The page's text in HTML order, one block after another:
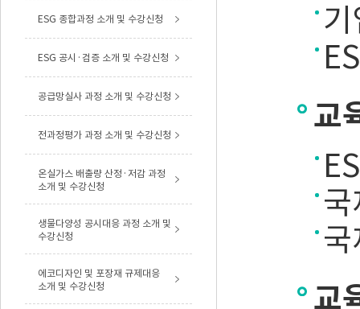
ESG 종합과정 소개 및 수강신청
ESG 공시·검증 소개 및 수강신청
공급망실사 과정 소개 및 수강신청
전과정평가 과정 소개 및 수강신청
온실가스 배출량 산정·저감 과정
소개 및 수강신청
생물다양성 공시대응 과정 소개 및
수강신청
에코디자인 및 포장재 규제대응
소개 및 수강신청
교
교